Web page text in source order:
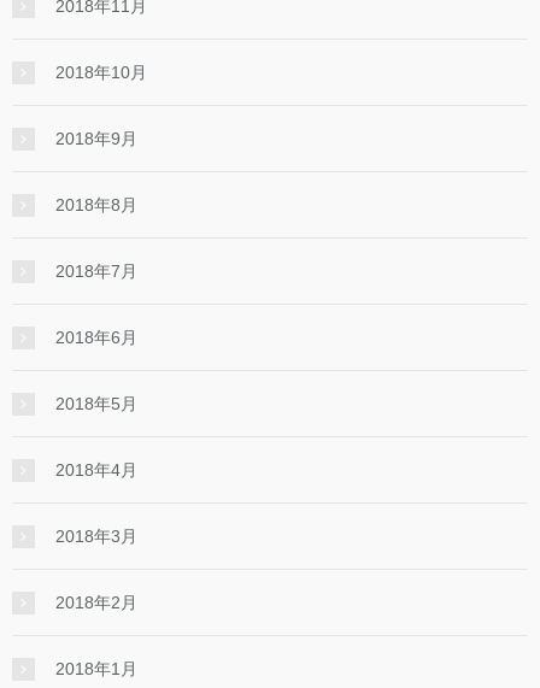
2018年11月
2018年10月
2018年9月
2018年8月
2018年7月
2018年6月
2018年5月
2018年4月
2018年3月
2018年2月
2018年1月